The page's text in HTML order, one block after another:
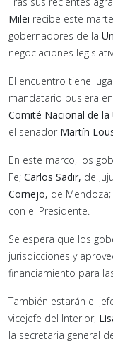
Milei recibe este
gobernadores de la
negociaciones
El encuentro tiene
mandatario pusiera
Comité Nacional de la
el senador Martín
En este marco, los
Fe; Carlos Sadir, de
Cornejo, de
con el Presidente.
Se espera que los
jurisdicciones y
financiamiento para
También estarán el
vicejefe del Interior,
la secretaria general